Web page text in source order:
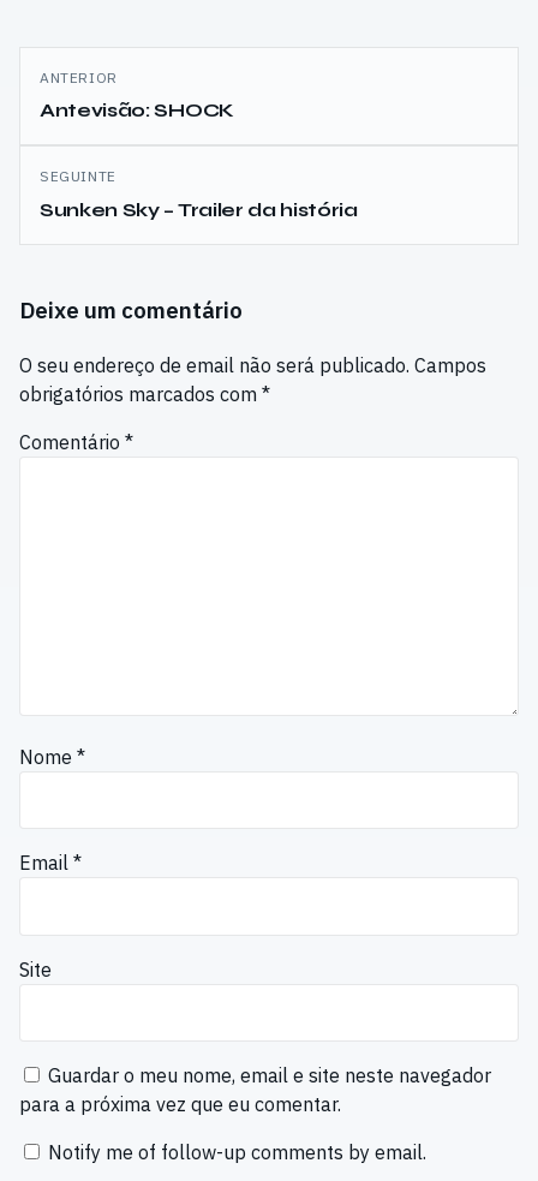
Navegação
de
artigos
ANTERIOR
Antevisão: SHOCK
SEGUINTE
Sunken Sky – Trailer da história
Deixe um comentário
O seu endereço de email não será publicado. Campos
obrigatórios marcados com *
Comentário *
Nome *
Email *
Site
Guardar o meu nome, email e site neste navegador
para a próxima vez que eu comentar.
Notify me of follow-up comments by email.